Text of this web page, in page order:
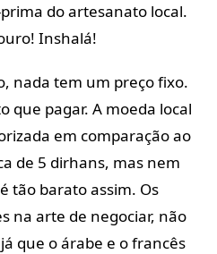
do artesanato local.
Inshalá!
nada tem um preço fixo.
que pagar. A moeda local
em comparação ao
de 5 dirhans, mas nem
tão barato assim. Os
na arte de negociar, não
que o árabe e o francês